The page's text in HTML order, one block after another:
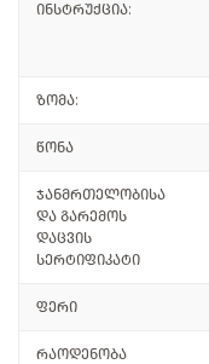
ინსტრუქცია:
ზომა:
წონა
ჯანმრთელობისა
და გარემოს
დაცვის
სერტიფიკატი
ფერი
რაოდენობა